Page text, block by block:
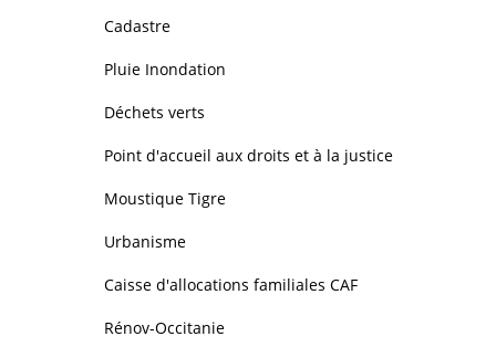
Cadastre
Pluie Inondation
Déchets verts
Point d'accueil aux droits et à la justice
Moustique Tigre
Urbanisme
Caisse d'allocations familiales CAF
Rénov-Occitanie